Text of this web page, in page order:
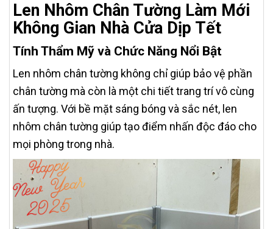
Len Nhôm Chân Tường Làm Mới
Không Gian Nhà Cửa Dịp Tết
Tính Thẩm Mỹ và Chức Năng Nổi Bật
Len nhôm chân tường không chỉ giúp bảo vệ phần
chân tường mà còn là một chi tiết trang trí vô cùng
ấn tượng. Với bề mặt sáng bóng và sắc nét, len
nhôm chân tường giúp tạo điểm nhấn độc đáo cho
mọi phòng trong nhà.